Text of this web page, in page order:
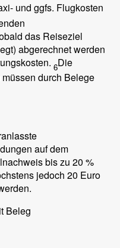
und ggfs. Flugkosten
das Reiseziel
abgerechnet werden
6Die
durch Belege
auf dem
bis zu 20 %
jedoch 20 Euro
Beleg